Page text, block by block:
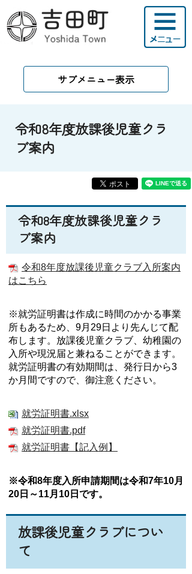
サブメニュー表示
令和8年度放課後児童クラ
ブ案内
令和8年度放課後児童クラ
ブ案内
令和8年度放課後児童クラブ入所案内
はこちら
※就労証明書は作成に時間のかかる事業
所もあるため、9月29日より先んじて配
布します。放課後児童クラブ、幼稚園の
入所や現況届と兼ねることができます。
就労証明書の有効期間は、発行日から3
か月間ですので、御注意ください。
就労証明書.xlsx
就労証明書.pdf
就労証明書【記入例】
※令和8年度入所申請期間は令和7年10月
20日～11月10日です。
放課後児童クラブについ
て